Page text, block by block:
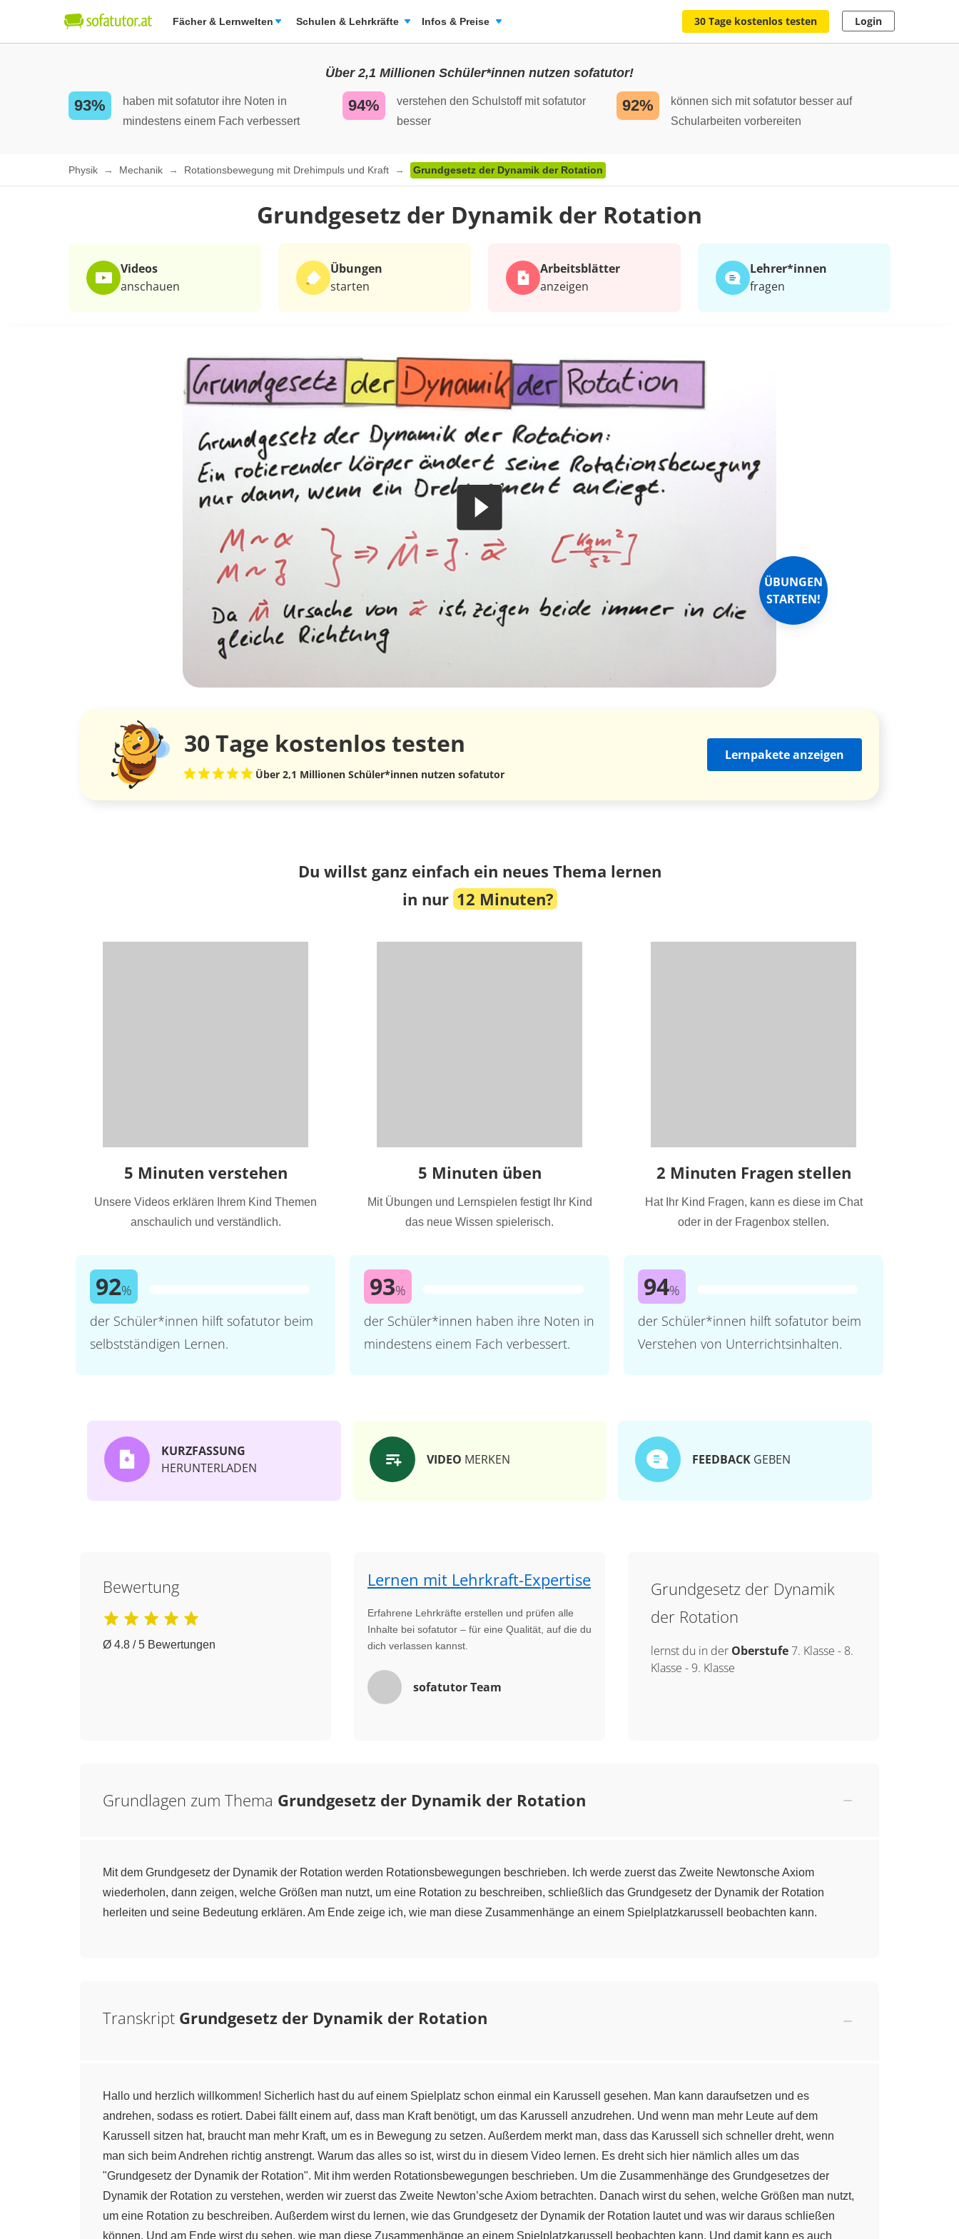
Fächer & Lernwelten Schulen & Lehrkräfte Infos & Preise 30 Tage kostenlos testen Login
Über 2,1 Millionen Schüler*innen nutzen sofatutor!
93%
haben mit sofatutor ihre Noten in
mindestens einem Fach verbessert
94%
verstehen den Schulstoff mit sofatutor
besser
92%
können sich mit sofatutor besser auf
Schularbeiten vorbereiten
Physik Mechanik Rotationsbewegung mit Drehimpuls und Kraft Grundgesetz der Dynamik der Rotation
Grundgesetz der Dynamik der Rotation
Videos
anschauen
Übungen
starten
Arbeits­blätter
anzeigen
Lehrer*​innen
fragen
ÜBUNGEN
STARTEN!
30 Tage kostenlos testen
Über 2,1 Millionen Schüler*innen nutzen sofatutor
Lernpakete anzeigen
Du willst ganz einfach ein neues Thema lernen
in nur 12 Minuten?
5 Minuten verstehen
Unsere Videos erklären Ihrem Kind Themen
anschaulich und verständlich.
92%
der Schüler*innen hilft sofatutor beim
selbstständigen Lernen.
5 Minuten üben
Mit Übungen und Lernspielen festigt Ihr Kind
das neue Wissen spielerisch.
93%
der Schüler*innen haben ihre Noten in
mindestens einem Fach verbessert.
2 Minuten Fragen stellen
Hat Ihr Kind Fragen, kann es diese im Chat
oder in der Fragenbox stellen.
94%
der Schüler*innen hilft sofatutor beim
Verstehen von Unterrichtsinhalten.
KURZFASSUNG
HERUNTERLADEN
VIDEO MERKEN FEEDBACK GEBEN
Bewertung
Ø 4.8 / 5 Bewertungen
Lernen mit Lehrkraft-Expertise
Erfahrene Lehrkräfte erstellen und prüfen alle
Inhalte bei sofatutor – für eine Qualität, auf die du
dich verlassen kannst.
sofatutor Team
Grundgesetz der Dynamik
der Rotation
lernst du in der Oberstufe7. Klasse - 8.
Klasse -9. Klasse
Grundlagen zum Thema Grundgesetz der Dynamik der Rotation
Mit dem Grundgesetz der Dynamik der Rotation werden Rotationsbewegungen beschrieben. Ich werde zuerst das Zweite Newtonsche Axiom
wiederholen, dann zeigen, welche Größen man nutzt, um eine Rotation zu beschreiben, schließlich das Grundgesetz der Dynamik der Rotation
herleiten und seine Bedeutung erklären. Am Ende zeige ich, wie man diese Zusammenhänge an einem Spielplatzkarussell beobachten kann.
Transkript Grundgesetz der Dynamik der Rotation
Hallo und herzlich willkommen! Sicherlich hast du auf einem Spielplatz schon einmal ein Karussell gesehen. Man kann daraufsetzen und es
andrehen, sodass es rotiert. Dabei fällt einem auf, dass man Kraft benötigt, um das Karussell anzudrehen. Und wenn man mehr Leute auf dem
Karussell sitzen hat, braucht man mehr Kraft, um es in Bewegung zu setzen. Außerdem merkt man, dass das Karussell sich schneller dreht, wenn
man sich beim Andrehen richtig anstrengt. Warum das alles so ist, wirst du in diesem Video lernen. Es dreht sich hier nämlich alles um das
"Grundgesetz der Dynamik der Rotation". Mit ihm werden Rotationsbewegungen beschrieben. Um die Zusammenhänge des Grundgesetzes der
Dynamik der Rotation zu verstehen, werden wir zuerst das Zweite Newton’sche Axiom betrachten. Danach wirst du sehen, welche Größen man nutzt,
um eine Rotation zu beschreiben. Außerdem wirst du lernen, wie das Grundgesetz der Dynamik der Rotation lautet und was wir daraus schließen
können. Und am Ende wirst du sehen, wie man diese Zusammenhänge an einem Spielplatzkarussell beobachten kann. Und damit kann es auch